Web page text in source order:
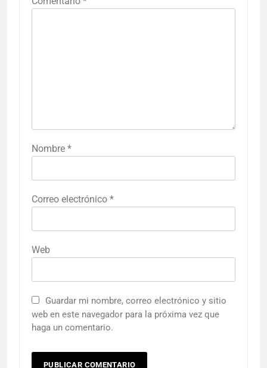
Nombre *
Correo electrónico *
Web
Guardar mi nombre, correo electrónico y sitio
web en este navegador para la próxima vez que
haga un comentario.